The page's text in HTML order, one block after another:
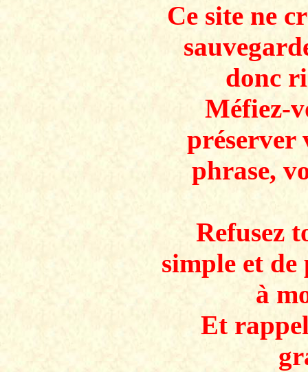
Ce site ne
donc
Méfiez-
préserver
phrase,
Refusez
simple et
à
Et